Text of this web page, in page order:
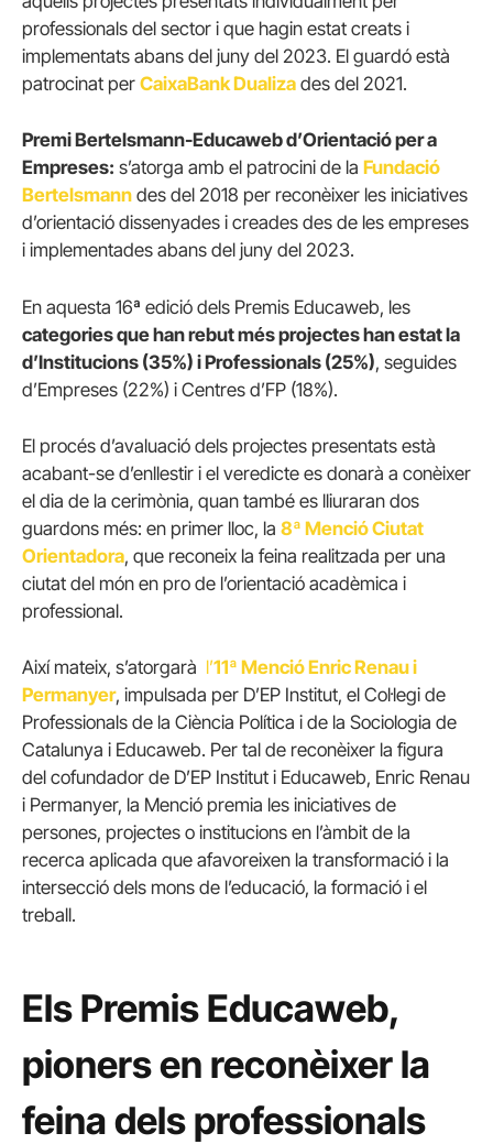
professionals del sector i que hagin estat creats i
implementats abans del juny del 2023. El guardó està
patrocinat per CaixaBank Dualiza des del 2021.
Premi Bertelsmann-Educaweb d’Orientació per a
Empreses: s’atorga amb el patrocini de la Fundació
Bertelsmann des del 2018 per reconèixer les iniciatives
d’orientació dissenyades i creades des de les empreses
i implementades abans del juny del 2023.
En aquesta 16ª edició dels Premis Educaweb, les
categories que han rebut més projectes han estat la
d’Institucions (35%) i Professionals (25%), seguides
d’Empreses (22%) i Centres d’FP (18%).
El procés d’avaluació dels projectes presentats està
acabant-se d’enllestir i el veredicte es donarà a conèixer
el dia de la cerimònia, quan també es lliuraran dos
guardons més: en primer lloc, la 8ª Menció Ciutat
Orientadora, que reconeix la feina realitzada per una
ciutat del món en pro de l’orientació acadèmica i
professional.
Així mateix, s’atorgarà l’11ª Menció Enric Renau i
Permanyer, impulsada per D’EP Institut, el Col·legi de
Professionals de la Ciència Política i de la Sociologia de
Catalunya i Educaweb. Per tal de reconèixer la figura
del cofundador de D’EP Institut i Educaweb, Enric Renau
i Permanyer, la Menció premia les iniciatives de
persones, projectes o institucions en l’àmbit de la
recerca aplicada que afavoreixen la transformació i la
intersecció dels mons de l’educació, la formació i el
treball.
Els Premis Educaweb,
pioners en reconèixer la
feina dels professionals